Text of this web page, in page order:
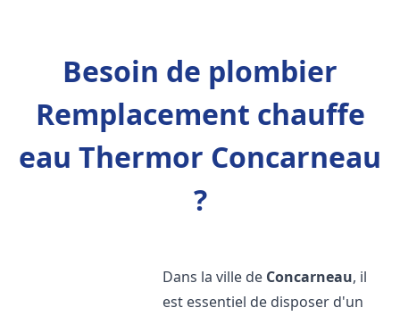
Besoin de plombier
Remplacement chauffe
eau Thermor Concarneau
?
Dans la ville de Concarneau, il
est essentiel de disposer d'un